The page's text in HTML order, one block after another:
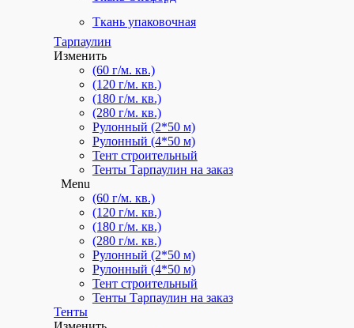
Ткань упаковочная
Тарпаулин
Изменить
(60 г/м. кв.)
(120 г/м. кв.)
(180 г/м. кв.)
(280 г/м. кв.)
Рулонный (2*50 м)
Рулонный (4*50 м)
Тент строительный
Тенты Тарпаулин на заказ
Menu
(60 г/м. кв.)
(120 г/м. кв.)
(180 г/м. кв.)
(280 г/м. кв.)
Рулонный (2*50 м)
Рулонный (4*50 м)
Тент строительный
Тенты Тарпаулин на заказ
Тенты